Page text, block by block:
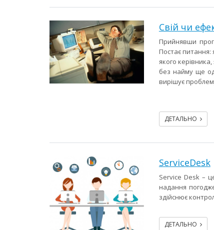
Свій чи
Прийнявши
Постає
якого
без найму ще
вирішує
ДЕТАЛЬНО
ServiceDesk
Service Desk –
надання
здійснює
ДЕТАЛЬНО